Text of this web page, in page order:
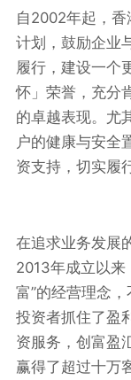
自2002年起，香
计划，鼓励企业
履行，建设一个
怀」荣誉，充分
的卓越表现。尤
户的健康与安全
资支持，切实履
在追求业务发展
2013年成立以来
富”的经营理念
投资者抓住了盈
资服务，创富盈
赢得了超过十万